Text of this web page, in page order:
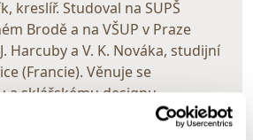
kreslíř. Studoval na SUPŠ
Brodě a na VŠUP v Praze
Harcuby a V. K. Nováka, studijní
(Francie). Věnuje se
a sklářskému designu,
jeho pracích hraje světlo.